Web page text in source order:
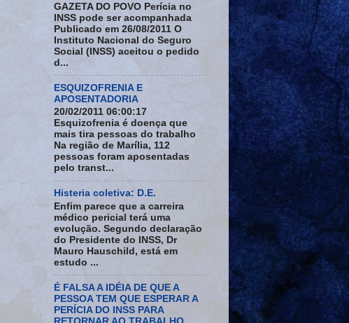
GAZETA DO POVO Perícia no
INSS pode ser acompanhada
Publicado em 26/08/2011 O
Instituto Nacional do Seguro
Social (INSS) aceitou o pedido
d...
ESQUIZOFRENIA E
APOSENTADORIA
20/02/2011 06:00:17
Esquizofrenia é doença que
mais tira pessoas do trabalho
Na região de Marília, 112
pessoas foram aposentadas
pelo transt...
Histeria coletiva: D.E.
Enfim parece que a carreira
médico pericial terá uma
evolução. Segundo declaração
do Presidente do INSS, Dr
Mauro Hauschild, está em
estudo ...
É FALSA A IDÉIA DE QUE A
PESSOA TEM QUE ESPERAR A
PERÍCIA DO INSS PARA